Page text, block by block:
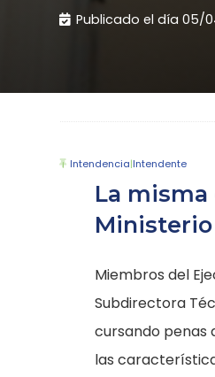
Publicado el día 05/
Intendencia|Intendente
La
Miembros del
Subdirectora
cursando penas
las